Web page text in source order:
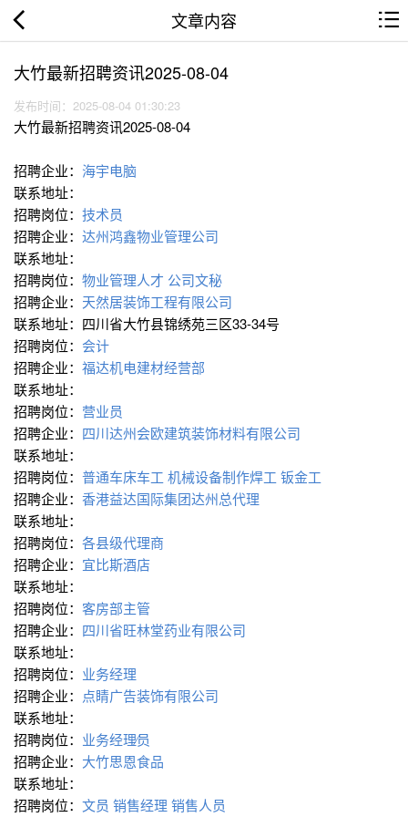
文章内容
大竹最新招聘资讯2025-08-04
发布时间：2025-08-04 01:30:23
大竹最新招聘资讯2025-08-04
招聘企业： 海宇电脑
联系地址：
招聘岗位： 技术员
招聘企业： 达州鸿鑫物业管理公司
联系地址：
招聘岗位： 物业管理人才 公司文秘
招聘企业： 天然居装饰工程有限公司
联系地址：四川省大竹县锦绣苑三区33-34号
招聘岗位： 会计
招聘企业： 福达机电建材经营部
联系地址：
招聘岗位： 营业员
招聘企业： 四川达州会欧建筑装饰材料有限公司
联系地址：
招聘岗位： 普通车床车工 机械设备制作焊工 钣金工
招聘企业： 香港益达国际集团达州总代理
联系地址：
招聘岗位： 各县级代理商
招聘企业： 宜比斯酒店
联系地址：
招聘岗位： 客房部主管
招聘企业： 四川省旺林堂药业有限公司
联系地址：
招聘岗位： 业务经理
招聘企业： 点睛广告装饰有限公司
联系地址：
招聘岗位： 业务经理∕员
招聘企业： 大竹思恩食品
联系地址：
招聘岗位： 文员 销售经理 销售人员